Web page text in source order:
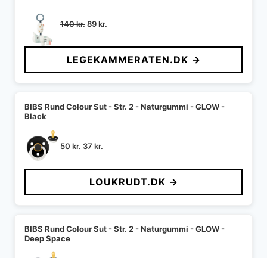
140kr.Den
pris
var:
140 kr..
89kr.
pris
er:
89 kr..
LEGEKAMMERATEN.DK →
BIBS Rund Colour Sut - Str. 2 - Naturgummi - GLOW -
Black
50kr. Den
pris
var:
50 kr..
37 kr.
pris
er:
37 kr..
LOUKRUDT.DK →
BIBS Rund Colour Sut - Str. 2 - Naturgummi - GLOW -
Deep Space